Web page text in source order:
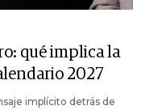
qué implica la
2027
implícito detrás de